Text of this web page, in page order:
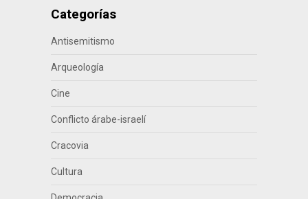
Categorías
Antisemitismo
Arqueología
Cine
Conflicto árabe-israelí
Cracovia
Cultura